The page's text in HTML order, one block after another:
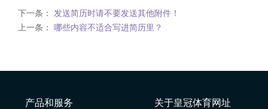
下一条： 发送简历时请不要发送其他附件！
上一条： 哪些内容不适合写进简历里？
产品和服务 关于皇冠体育网址